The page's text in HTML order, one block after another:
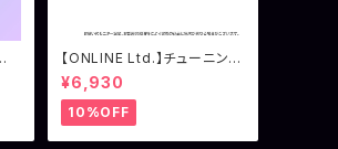
【ONLINE Ltd.】チューニング
ラインローラー ダイワ用 ダ
ークブラウン
¥6,930
10%OFF